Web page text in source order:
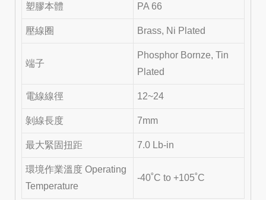
塑膠本體 PA 66
壓線圈 Brass, Ni Plated
端子
Phosphor Bornze, Tin
Plated
電線線徑 12~24
剝線長度 7mm
最大緊固扭距 7.0 Lb-in
環境作業溫度 Operating
Temperature
-40˚C to +105˚C